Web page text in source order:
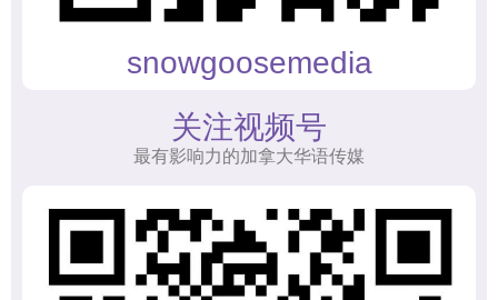
snowgoosemedia
关注视频号
最有影响力的加拿大华语传媒